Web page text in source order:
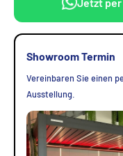
Showroom Termin
Vereinbaren Sie einen
Ausstellung.